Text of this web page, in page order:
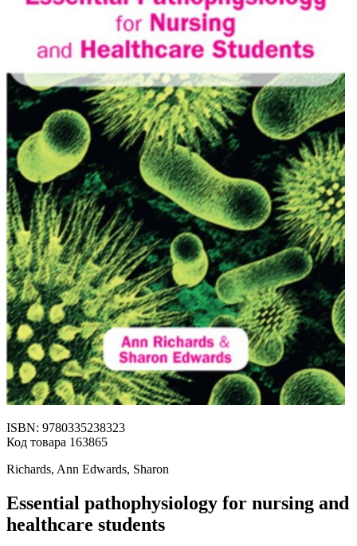
ISBN: 9780335238323
Код товара 163865
Richards, Ann Edwards, Sharon
Essential pathophysiology for nursing and
healthcare students